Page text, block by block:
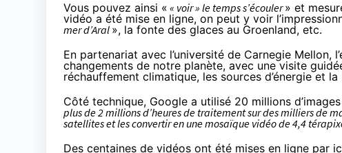
Vous pouvez ainsi « « voir » le temps s’écouler» et
vidéo a été mise en ligne, on peut y voir
mer d’Aral », la fonte des glaces au Groenland, etc.
En partenariat avec l’université de Carnegie Mellon,
changements de notre planète, avec une visite
réchauffement climatique, les sources d’énergieet la
Côté technique, Google a utilisé 20 millions
plus de 2 millions d’heures de traitement sur des milliers de
satellites et les convertir en une mosaïque vidéo de 4,4
Des centaines de vidéos ont été mises en ligne par